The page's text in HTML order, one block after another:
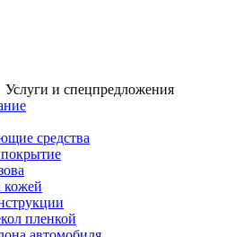
Услуги и спецпредложения
средства
кожей
пленкой